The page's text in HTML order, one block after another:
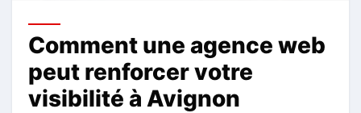
Comment une agence web
peut renforcer votre
visibilité à Avignon